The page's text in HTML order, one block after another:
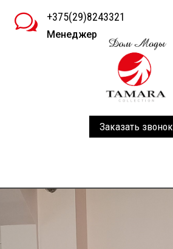
w +375(29)8243321
Менеджер
Заказать звонок